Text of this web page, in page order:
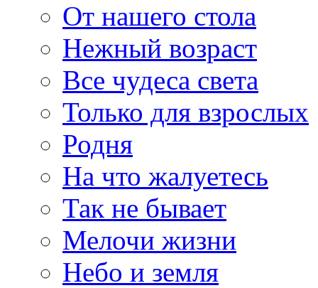
От нашего стола
Нежный возраст
Все чудеса света
Только для взрослых
Родня
На что жалуетесь
Так не бывает
Мелочи жизни
Небо и земля